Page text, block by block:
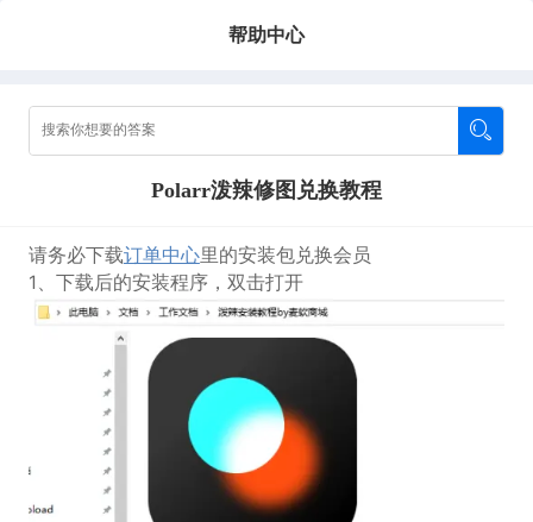
帮助中心
Polarr泼辣修图兑换教程
请务必下载订单中心里的安装包兑换会员
1、下载后的安装程序，双击打开